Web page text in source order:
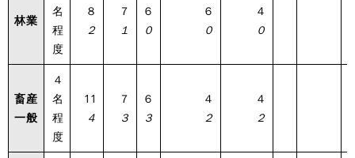
林業
名
程
度
８
２
７
１
６
０
６
０
４
０
畜産
一般
４
名
程
度
11
４
７
３
６
３
４
２
４
２